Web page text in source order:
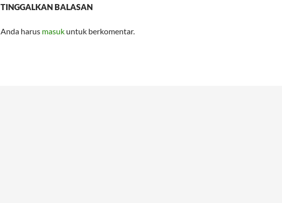
TINGGALKAN BALASAN
Anda harus masuk untuk berkomentar.